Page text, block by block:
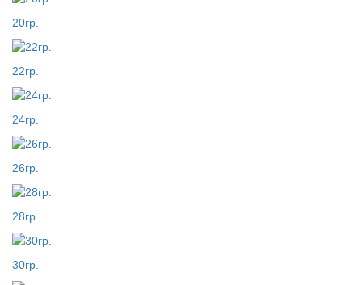
20гр.
22гр.
24гр.
26гр.
28гр.
30гр.